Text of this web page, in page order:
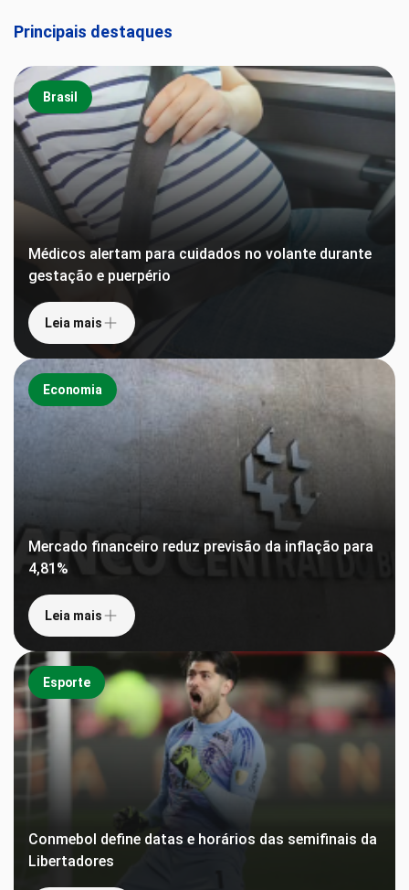
Principais destaques
Brasil
Médicos alertam para cuidados no volante durante
gestação e puerpério
Leia mais
Economia
Mercado financeiro reduz previsão da inflação para
4,81%
Leia mais
Esporte
Conmebol define datas e horários das semifinais da
Libertadores